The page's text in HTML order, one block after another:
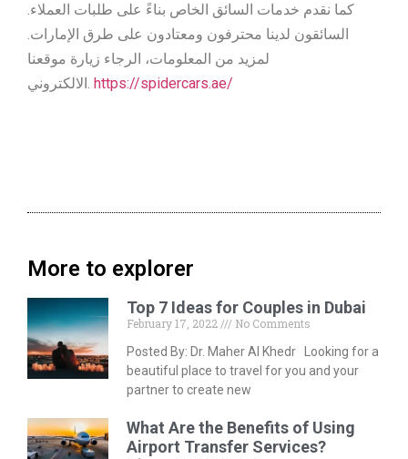
كما نقدم خدمات السائق الخاص بناءً على طلبات العملاء.
السائقون لدينا محترفون ومعتادون على طرق الإمارات.
لمزيد من المعلومات، الرجاء زيارة موقعنا
الالكتروني. https://spidercars.ae/
More to explorer
Top 7 Ideas for Couples in Dubai
February 17, 2022
No Comments
Posted By: Dr. Maher Al Khedr Looking for a
beautiful place to travel for you and your
partner to create new
What Are the Benefits of Using
Airport Transfer Services?